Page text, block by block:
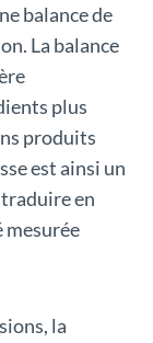
balance de
La balance
plus
produits
est ainsi un
en
mesurée
la